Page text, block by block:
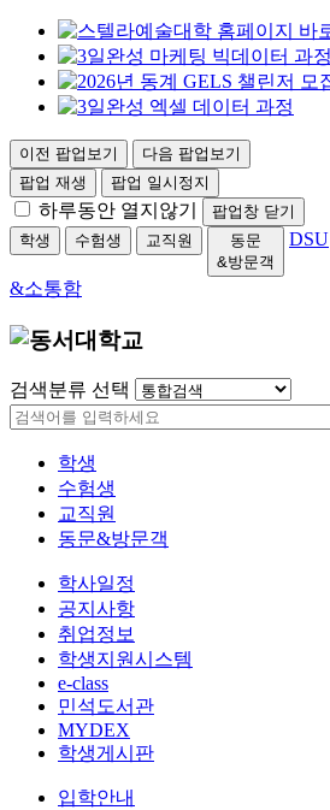
이전 팝업보기
다음 팝업보기
팝업 재생
팝업 일시정지
하루동안 열지않기
팝업창 닫기
학생
수험생 교직원
동문
&방문객
DSU
&소통함
검색분류 선택
학생
수험생
교직원
동문&방문객
학사일정
공지사항
취업정보
학생지원시스템
e-class
민석도서관
MYDEX
학생게시판
입학안내